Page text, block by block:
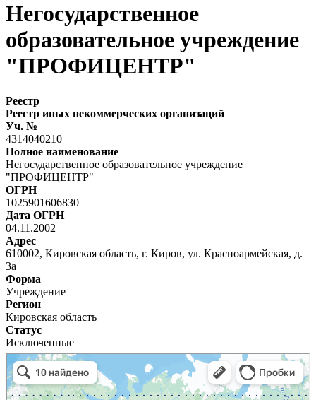
Негосударственное
образовательное учреждение
"ПРОФИЦЕНТР"
Реестр
Реестр иных некоммерческих организаций
Уч. №
4314040210
Полное наименование
Негосударственное образовательное учреждение
"ПРОФИЦЕНТР"
ОГРН
1025901606830
Дата ОГРН
04.11.2002
Адрес
610002, Кировская область, г. Киров, ул. Красноармейская, д.
3а
Форма
Учреждение
Регион
Кировская область
Статус
Исключенные